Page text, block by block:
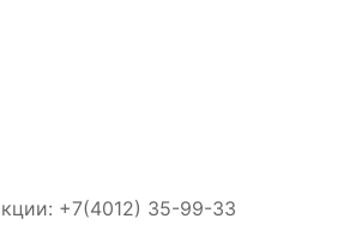
+7(4012) 35-99-33